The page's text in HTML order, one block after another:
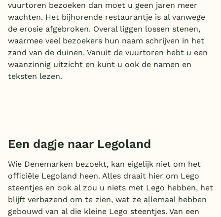
vuurtoren bezoeken dan moet u geen jaren meer
wachten. Het bijhorende restaurantje is al vanwege
de erosie afgebroken. Overal liggen lossen stenen,
waarmee veel bezoekers hun naam schrijven in het
zand van de duinen. Vanuit de vuurtoren hebt u een
waanzinnig uitzicht en kunt u ook de namen en
teksten lezen.
Een dagje naar Legoland
Wie Denemarken bezoekt, kan eigelijk niet om het
officiële Legoland heen. Alles draait hier om Lego
steentjes en ook al zou u niets met Lego hebben, het
blijft verbazend om te zien, wat ze allemaal hebben
gebouwd van al die kleine Lego steentjes. Van een